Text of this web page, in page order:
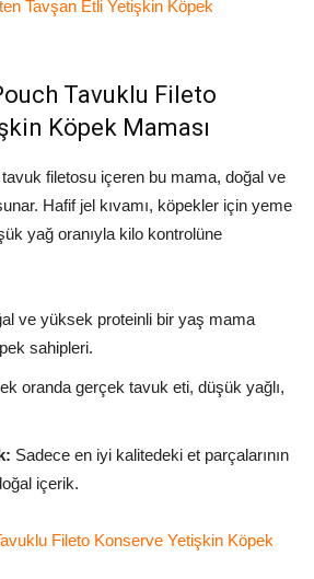
Tavşan Etli Yetişkin Köpek
Tavuklu Fileto
Köpek Maması
filetosu içeren bu mama, doğal ve
Hafif jel kıvamı, köpekler için yeme
yağ oranıyla kilo kontrolüne
ve yüksek proteinli bir yaş mama
sahipleri.
oranda gerçek tavuk eti, düşük yağlı,
Sadece en iyi kalitedeki et parçalarının
içerik.
Fileto Konserve Yetişkin Köpek